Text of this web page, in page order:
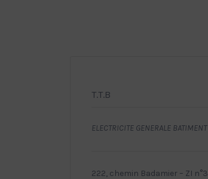
T.T.B
ELECTRICITE GENERALE BATIMENT
222, chemin Badamier – ZI n°3